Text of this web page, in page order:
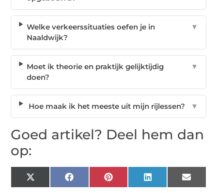
Welke verkeerssituaties oefen je in
Naaldwijk?
▼
Moet ik theorie en praktijk gelijktijdig
doen?
▼
Hoe maak ik het meeste uit mijn rijlessen? ▼
Goed artikel? Deel hem dan
op:
X
(Twitter)
Facebook Pinterest LinkedIn Email